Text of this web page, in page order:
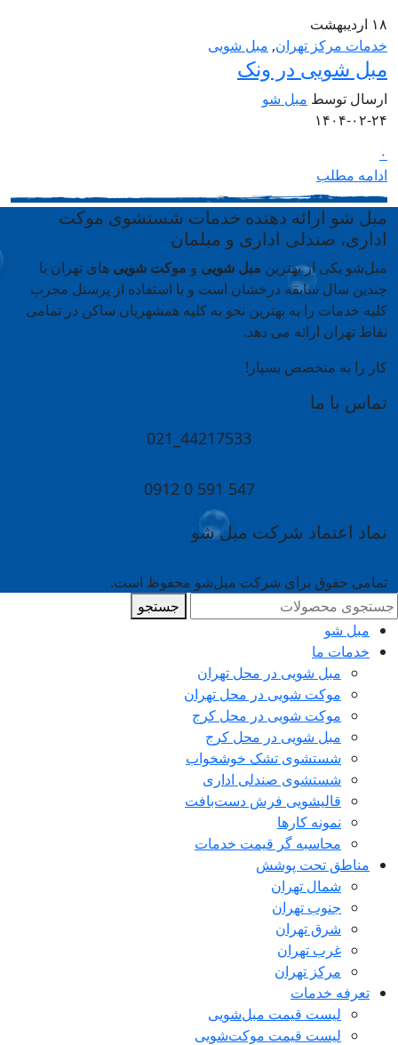
۱۸ اردیبهشت
خدمات مرکز تهران, مبل شویی
مبل شویی در ونک
ارسال توسط مبل شو
۱۴۰۴-۰۲-۲۴
۰
ادامه مطلب
مبل شو ارائه دهنده خدمات شستشوی موکت
اداری، صندلی اداری و مبلمان
مبل‌شو یکی از بهترین مبل شویی و موکت شویی های تهران با
چندین سال سابقه درخشان است و با استفاده از پرسنل مجرب
کلیه خدمات را به بهترین نحو به کلیه همشهریان ساکن در تمامی
نقاط تهران ارائه می دهد.
کار را به متخصص بسپار!
تماس با ما
44217533_021
547 591 0 0912
نماد اعتماد شرکت مبل شو
تمامی حقوق برای شرکت مبل‌شو محفوظ است.
جستجو
مبل شو
خدمات ما
مبل شویی در محل تهران
موکت شویی در محل تهران
موکت شویی در محل کرج
مبل شویی در محل کرج
شستشوی تشک خوشخواب
شستشوی صندلی اداری
قالیشویی فرش دست‌بافت
نمونه کارها
محاسبه گر قیمت خدمات
مناطق تحت پوشش
شمال تهران
جنوب تهران
شرق تهران
غرب تهران
مرکز تهران
تعرفه خدمات
لیست قیمت مبل‌شویی
لیست قیمت موکت‌شویی